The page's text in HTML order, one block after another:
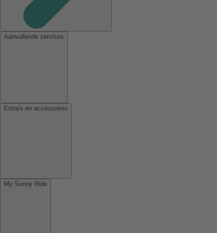
Aanvullende services
Extra's en accessoires
My Sunny Ride